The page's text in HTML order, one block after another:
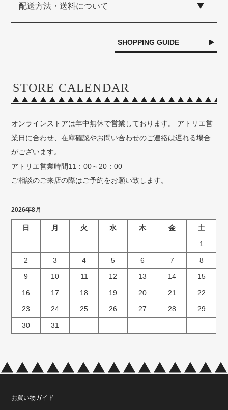
配送方法・送料について
SHOPPING GUIDE
STORE CALENDAR
オンラインストアは年中無休で営業しております。 アトリエ営
業日に合わせ、在庫確認やお問い合わせのご連絡は遅れる場合
がございます。
アトリエ営業時間11：00～20：00
ご相談のご来店の際はご予約をお願い致します。
2026年8月
日 月 火 水 木 金
土
1
2
3 4 5 6 7
8
9
10 11 12 13 14
15
16
17 18 19 20 21
22
23
24 25 26 27 28
29
30
31
お買い物ガイド